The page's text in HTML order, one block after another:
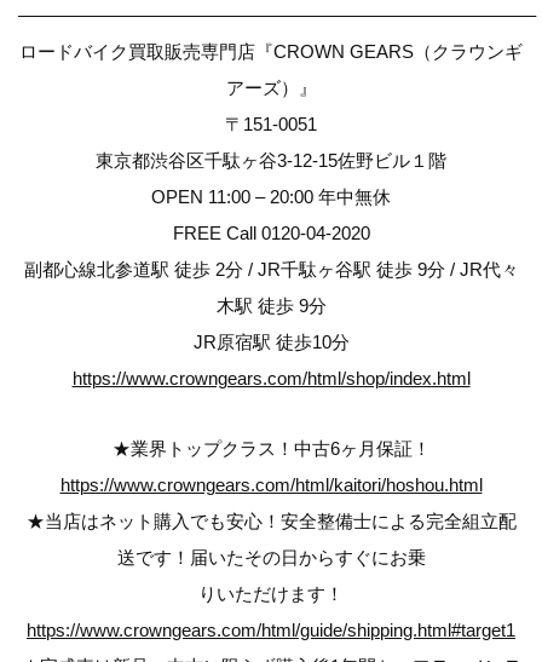
————————————————————————————–
ロードバイク買取販売専門店『CROWN GEARS（クラウンギ
アーズ）』
〒151-0051
東京都渋谷区千駄ヶ谷3-12-15佐野ビル１階
OPEN 11:00 – 20:00 年中無休
FREE Call 0120-04-2020
副都心線北参道駅 徒歩 2分 / JR千駄ヶ谷駅 徒歩 9分 / JR代々
木駅 徒歩 9分
JR原宿駅 徒歩10分
https://www.crowngears.com/html/shop/index.html
★業界トップクラス！中古6ヶ月保証！
https://www.crowngears.com/html/kaitori/hoshou.html
★当店はネット購入でも安心！安全整備士による完全組立配
送です！届いたその日からすぐにお乗
りいただけます！
https://www.crowngears.com/html/guide/shipping.html#target1